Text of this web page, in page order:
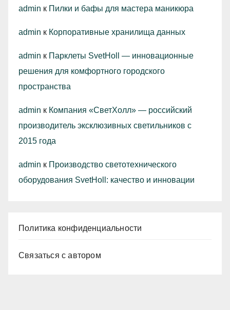
admin к Пилки и бафы для мастера маникюра
admin к Корпоративные хранилища данных
admin к Парклеты SvetHoll — инновационные
решения для комфортного городского
пространства
admin к Компания «СветХолл» — российский
производитель эксклюзивных светильников с
2015 года
admin к Производство светотехнического
оборудования SvetHoll: качество и инновации
Политика конфиденциальности
Связаться с автором